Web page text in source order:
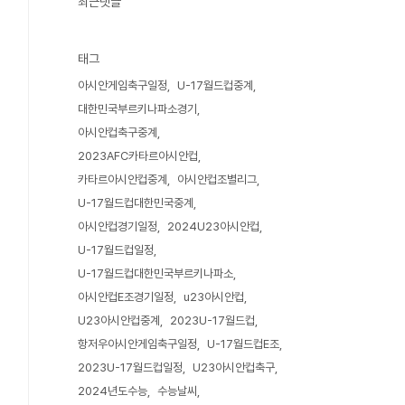
태그
아시안게임축구일정
U-17월드컵중계
대한민국부르키나파소경기
아시안컵축구중계
2023AFC카타르아시안컵
카타르아시안컵중계
아시안컵조별리그
U-17월드컵대한민국중계
아시안컵경기일정
2024U23아시안컵
U-17월드컵일정
U-17월드컵대한민국부르키나파소
아시안컵E조경기일정
u23아시안컵
U23아시안컵중계
2023U-17월드컵
항저우아시안게임축구일정
U-17월드컵E조
2023U-17월드컵일정
U23아시안컵축구
2024년도수능
수능날씨